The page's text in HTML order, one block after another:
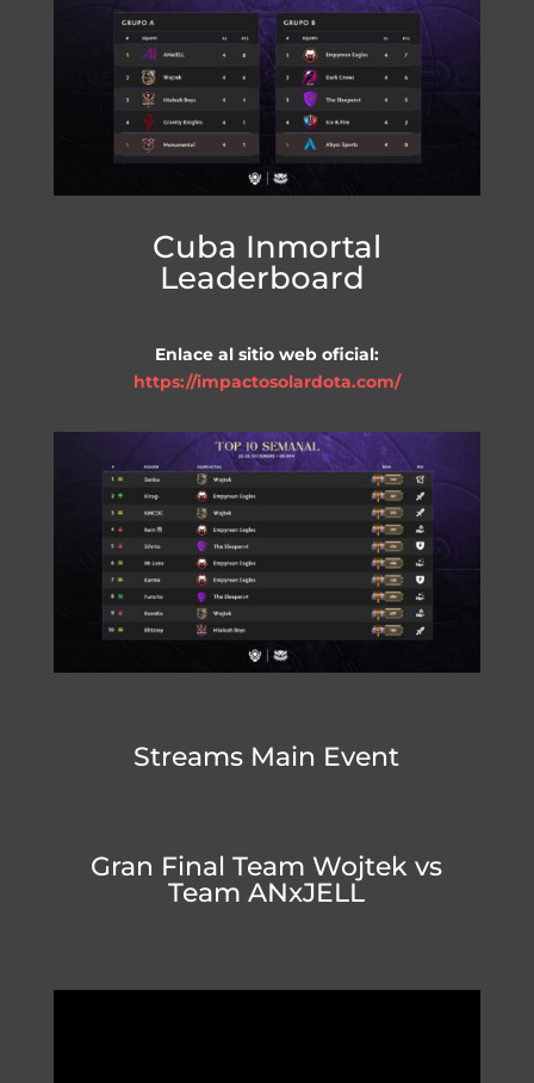
Cuba Inmortal
Leaderboard
Enlace al sitio web oficial:
https://impactosolardota.com/
Streams Main Event
Gran Final Team Wojtek vs
Team ANxJELL